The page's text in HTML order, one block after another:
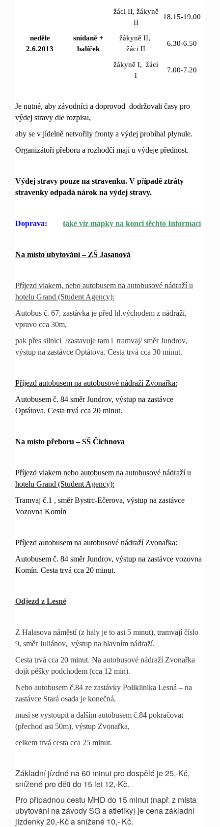
žáci II, žákyně
II
18.15-19.00
neděle
2.6.2013
snídaně +
balíček
žákyně II,
žáci II
6.30-6.50
žákyně I, žáci
I
7.00-7.20
Je nutné, aby závodníci a doprovod dodržovali časy pro
výdej stravy dle rozpisu,
aby se v jídelně netvořily fronty a výdej probíhal plynule.
Organizátoři přeboru a rozhodčí mají u výdeje přednost.
Výdej stravy pouze na stravenku. V případě ztráty
stravenky odpadá nárok na výdej stravy.
Doprava: také viz mapky na konci těchto Informací
Na místo ubytování – ZŠ Jasanová
Příjezd vlakem, nebo autobusem na autobusové nádraží u
hotelu Grand (Student Agency):
Autobus č. 67, zastávka je před hl.východem z nádraží,
vpravo cca 30m,
pak přes silnici /zastavuje tam i tramvaj/ směr Jundrov,
výstup na zastávce Optátova. Cesta trvá cca 30 minut.
Příjezd autobusem na autobusové nádraží Zvonařka:
Autobusem č. 84 směr Jundrov, výstup na zastávce
Optátova. Cesta trvá cca 20 minut.
Na místo přeboru – SŠ Čichnova
Příjezd vlakem nebo autobusem na autobusové nádraží u
hotelu Grand (Student Agency):
Tramvaj č.1 , směr Bystrc-Ečerova, výstup na zastávce
Vozovna Komín
Příjezd autobusem na autobusové nádraží Zvonařka:
Autobusem č. 84 směr Jundrov, výstup na zastávce vozovna
Komín. Cesta trvá cca 20 minut.
Odjezd z Lesné
Z Halasova náměstí (z haly je to asi 5 minut), tramvají číslo
9, směr Juliánov, výstup na hlavním nádraží.
Cesta trvá cca 20 minut. Na autobusové nádraží Zvonařka
dojít pěšky podchodem (cca 12 min).
Nebo autobusem č.84 ze zastávky Poliklinika Lesná – na
zastávce Stará osada je konečná,
musí se vystoupit a dalším autobusem č.84 pokračovat
(přechod asi 50m), výstup Zvonařka,
celkem trvá cesta cca 25 minut.
Základní jízdné na 60 minut pro dospělé je 25,-Kč,
snížené pro děti do 15 let 12,-Kč.
Pro případnou cestu MHD do 15 minut (např. z místa
ubytování na závody SG a atletiky) je cena základní
jízdenky 20,-Kč a snížené 10,- Kč.